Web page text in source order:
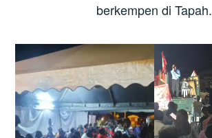
berkempen di Tapah.